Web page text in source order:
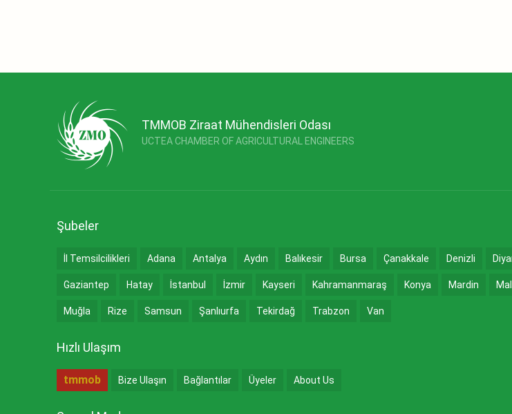
TMMOB Ziraat Mühendisleri Odası
UCTEA CHAMBER OF AGRICULTURAL ENGINEERS
Şubeler
İl Temsilcilikleri Adana Antalya Aydın Balıkesir Bursa Çanakkale Denizli
Gaziantep Hatay İstanbul İzmir Kayseri Kahramanmaraş Konya Mardin
Muğla Rize Samsun Şanlıurfa Tekirdağ Trabzon Van
Hızlı Ulaşım
tmmob Bize Ulaşın Bağlantılar Üyeler About Us